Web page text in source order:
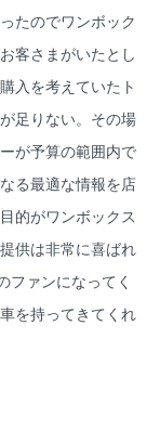
たのでワンボック
客さまがいたとし
入を考えていたト
足りない。その場
が予算の範囲内で
る最適な情報を店
的がワンボックス
供は非常に喜ばれ
ファンになってく
を持ってきてくれ